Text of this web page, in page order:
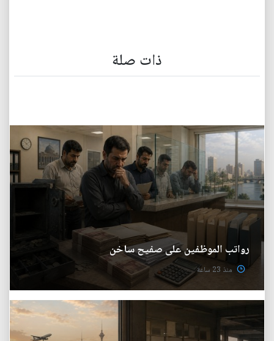
ذات صلة
رواتب الموظفين على صفيح ساخن
منذ 23 ساعة